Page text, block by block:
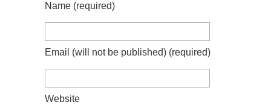
Name (required)
Email (will not be published) (required)
Website